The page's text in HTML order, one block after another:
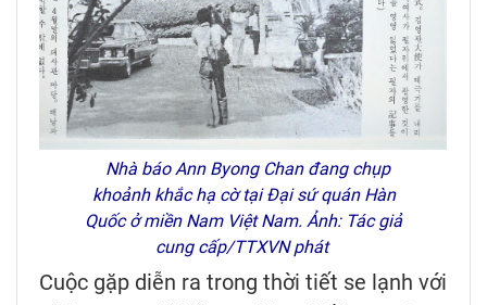
Nhà báo Ann Byong Chan đang chụp
khoảnh khắc hạ cờ tại Đại sứ quán Hàn
Quốc ở miền Nam Việt Nam. Ảnh: Tác giả
cung cấp/TTXVN phát
Cuộc gặp diễn ra trong thời tiết se lạnh với